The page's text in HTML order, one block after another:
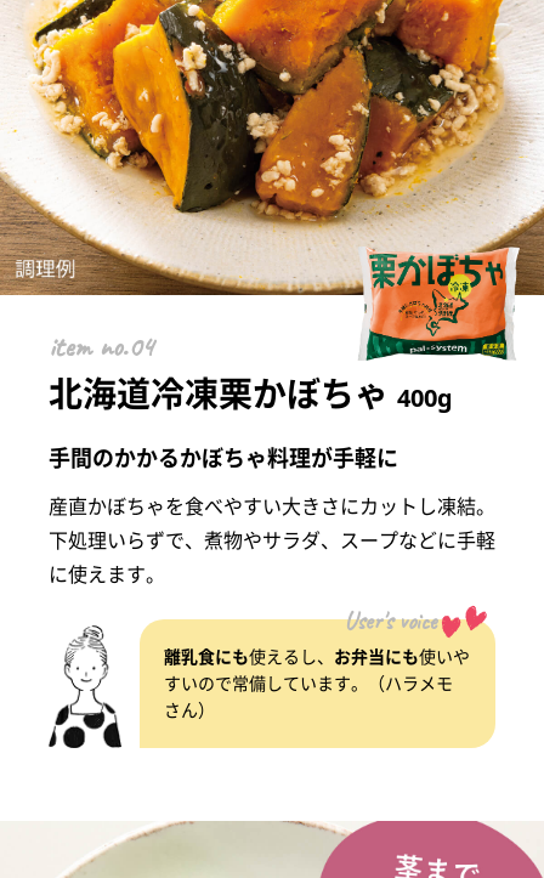
item
北海道冷凍栗かぼちゃ 400g
手間のかかるかぼちゃ料理が手軽に
産直かぼちゃを食べやすい大きさにカットし凍結。
下処理いらずで、煮物やサラダ、スープなどに手軽
に使えます。
User's voice
離乳食にも使えるし、 お弁当にも使いや
すいので常備しています。（ハラメモ
さん）